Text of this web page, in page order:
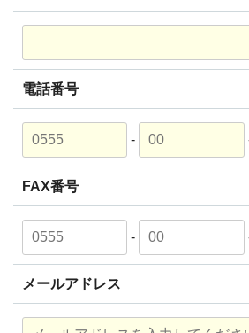
電話番号
-
FAX番号
-
メールアドレス